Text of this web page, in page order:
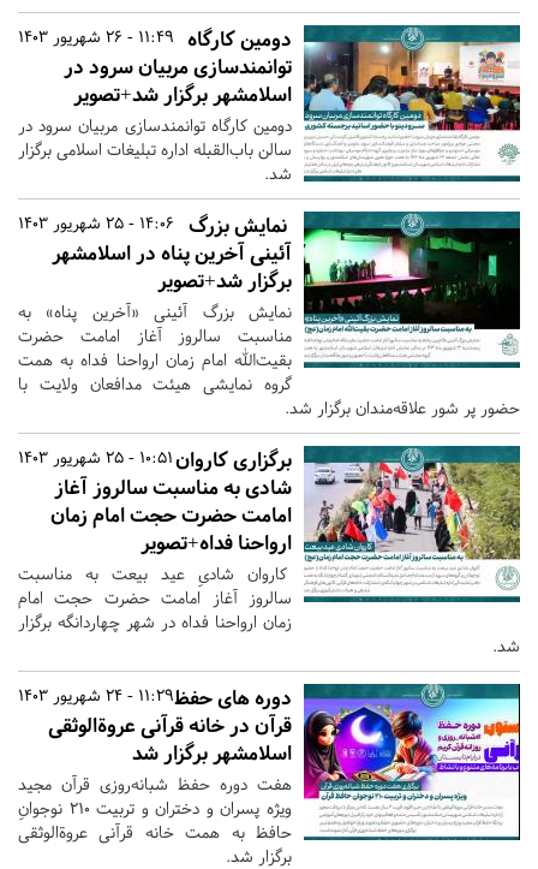
11:49 - 26 شهریور 1403
دومین کارگاه
توانمندسازی مربیان سرود در
اسلامشهر برگزار شد+تصویر
دومین کارگاه توانمندسازی مربیان سرود در
سالن باب‌القبله اداره تبلیغات اسلامی برگزار
شد.
14:06 - 25 شهریور 1403
نمایش بزرگ
آئینی آخرین پناه در اسلامشهر
برگزار شد+تصویر
نمایش بزرگ آئینی «آخرین پناه» به
مناسبت سالروز آغاز امامت حضرت
بقیت‌الله امام زمان ارواحنا فداه به همت
گروه نمایشی هیئت مدافعان ولایت با
حضور پر شور علاقه‌مندان برگزار شد.
10:51 - 25 شهریور 1403برگزاری کاروان
شادی به مناسبت سالروز آغاز
امامت حضرت حجت امام زمان
ارواحنا فداه+تصویر
کاروان شادیِ عید بیعت به مناسبت
سالروز آغاز امامت حضرت حجت امام
زمان ارواحنا فداه در شهر چهاردانگه برگزار
شد.
11:29 - 24 شهریور 1403دوره های حفظ
قرآن در خانه قرآنی عروة‌الوثقی
اسلامشهر برگزار شد
هفت دوره حفظ شبانه‌روزی قرآن مجید
ویژه پسران و دختران و تربیت ۲۱۰ نوجوانِ
حافظ به همت خانه قرآنی عروة‌الوثقی
برگزار شد.